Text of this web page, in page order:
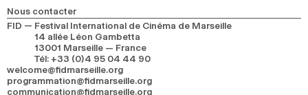
Nous contacter
FID — Festival International de Cinéma de Marseille
14 allée Léon Gambetta
13001 Marseille — France
Tél: +33 (0)4 95 04 44 90
welcome@fidmarseille.org
programmation@fidmarseille.org
communication@fidmarseille.org